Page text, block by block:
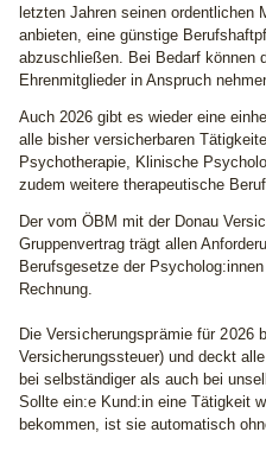
letzten Jahren seinen ordentlichen
anbieten, eine günstige
abzuschließen. Bei Bedarf können
Ehrenmitglieder in Anspruch
Auch 2026 gibt es wieder eine
alle bisher versicherbaren
Psychotherapie, Klinische
zudem weitere therapeutische
Der vom ÖBM mit der Donau
Gruppenvertrag trägt allen
Berufsgesetze der
Rechnung.
Die Versicherungsprämie für 2026
Versicherungssteuer) und deckt
bei selbständiger als auch bei
Sollte ein:e Kund:in eine Tätigkeit
bekommen, ist sie automatisch